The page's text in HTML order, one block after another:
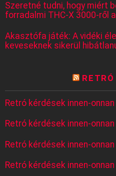
Szeretné tudni, hogy miért
forradalmi THC-X 3000-ről
Akasztófa játék: A vidéki
keveseknek sikerül
Retró kérdések innen-
Retró kérdések innen-
Retró kérdések innen-
Retró kérdések innen-